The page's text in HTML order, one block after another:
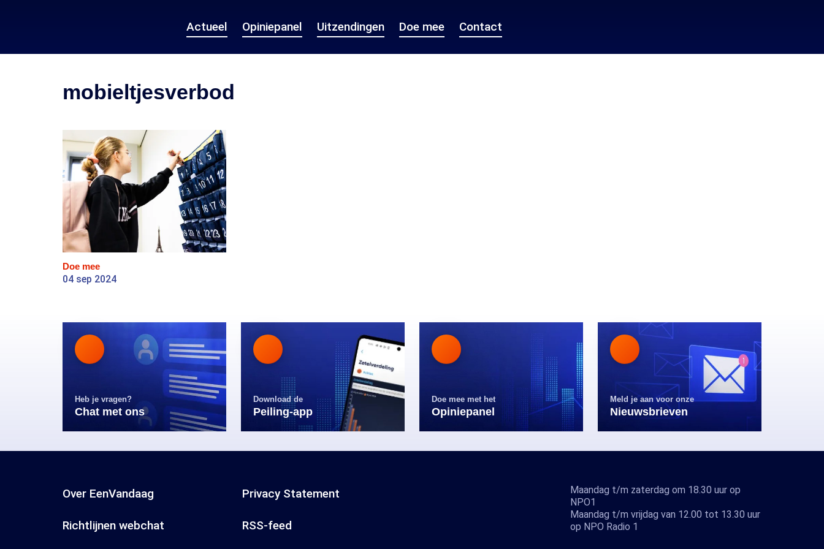
Actueel Opiniepanel Uitzendingen Doe mee Contact
mobieltjesverbod
Doe mee
04 sep 2024
Heb je vragen?
Chat met ons
Download de
Peiling-app
Doe mee met het
Opiniepanel
Meld je aan voor onze
Nieuwsbrieven
Over EenVandaag Privacy Statement
Richtlijnen webchat RSS-feed
Maandag t/m zaterdag om 18.30 uur op
NPO1
Maandag t/m vrijdag van 12.00 tot 13.30 uur
op NPO Radio 1